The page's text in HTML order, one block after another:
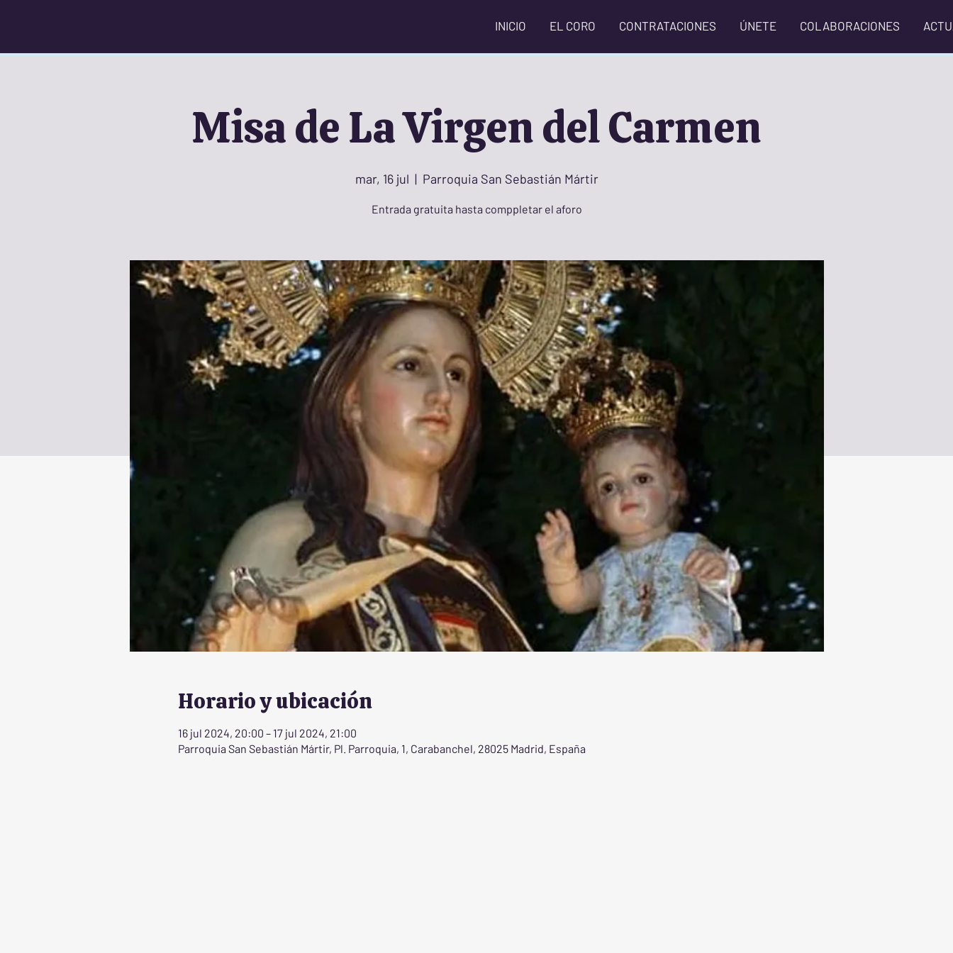
INICIO EL CORO CONTRATACIONES ÚNETE COLABORACIONES
Misa de La Virgen del Carmen
mar, 16 jul
  |
Parroquia San Sebastián Mártir
Entrada gratuita hasta comppletar el aforo
Horario y ubicación
16 jul 2024, 20:00 – 17 jul 2024, 21:00
Parroquia San Sebastián Mártir, Pl. Parroquia, 1, Carabanchel, 28025 Madrid, España